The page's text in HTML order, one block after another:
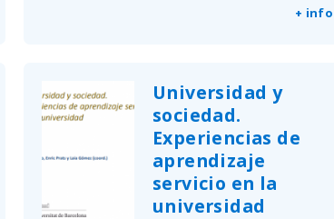
+ info
Universidad y
sociedad.
Experiencias de
aprendizaje
servicio en la
universidad